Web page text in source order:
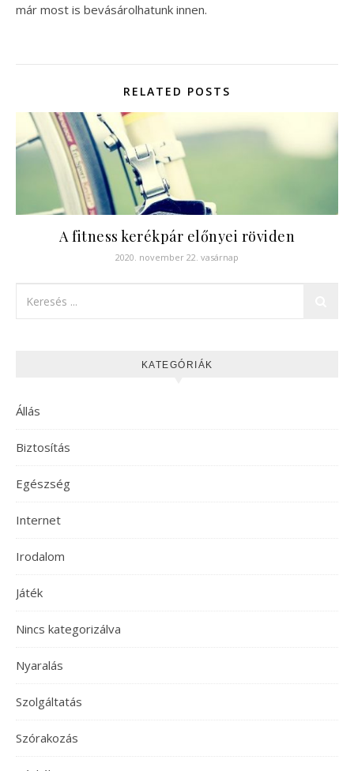
már most is bevásárolhatunk innen.
RELATED POSTS
A fitness kerékpár előnyei röviden
2020. november 22. vasárnap
KATEGÓRIÁK
Állás
Biztosítás
Egészség
Internet
Irodalom
Játék
Nincs kategorizálva
Nyaralás
Szolgáltatás
Szórakozás